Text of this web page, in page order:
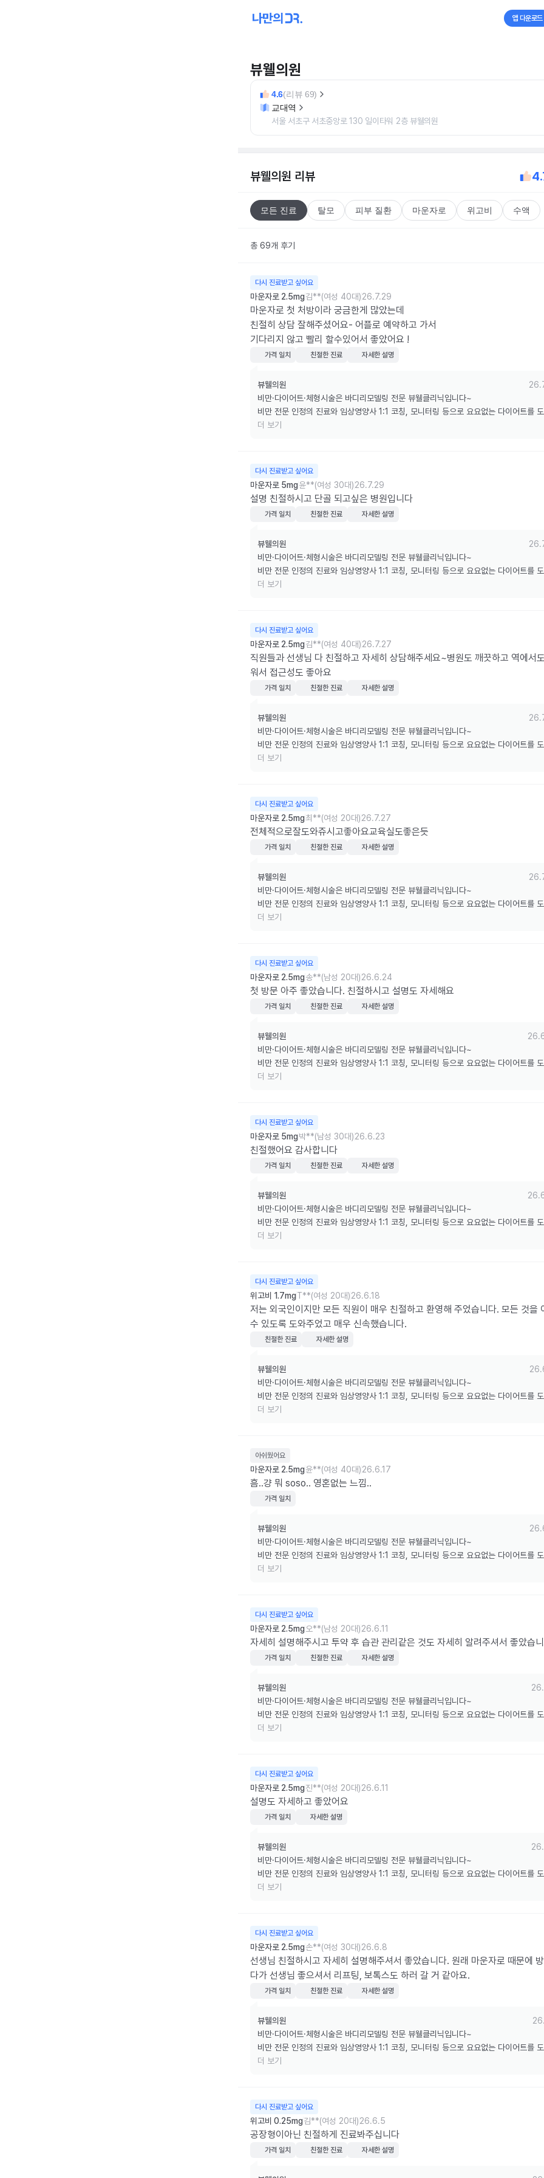
앱 다운로드
뷰웰의원
4.6(리뷰 69)
교대역
서울 서초구 서초중앙로 130 일이타워 2층 뷰웰의원
뷰웰의원 리뷰
모든 진료 탈모 피부 질환 마운자로 위고비 수액
총 69개 후기
다시 진료받고 싶어요
마운자로 2.5mg김**(여성 40대)26.7.29
마운자로 첫 처방이라 궁금한게 많았는데
친절히 상담 잘해주셨어요- 어플로 예약하고 가서
기다리지 않고 빨리 할수있어서 좋았어요 !
가격 일치 친절한 진료 자세한 설명
뷰웰의원
비만·다이어트·체형시술은 바디리모델링 전문 뷰웰클리닉입니다~
비만 전문 인정의 진료와 임상영양사 1:1 코칭, 모니터링 등으로 요요없는 다이어트를
리겠습니다.
더 보기
다시 진료받고 싶어요
마운자로 5mg윤**(여성 30대)26.7.29
설명 친절하시고 단골 되고싶은 병원입니다
가격 일치 친절한 진료 자세한 설명
뷰웰의원
비만·다이어트·체형시술은 바디리모델링 전문 뷰웰클리닉입니다~
비만 전문 인정의 진료와 임상영양사 1:1 코칭, 모니터링 등으로 요요없는 다이어트를
리겠습니다.
더 보기
다시 진료받고 싶어요
마운자로 2.5mg김**(여성 40대)26.7.27
직원들과 선생님 다 친절하고 자세히 상담해주세요~병원도 깨끗하고 역에서
워서 접근성도 좋아요
가격 일치 친절한 진료 자세한 설명
뷰웰의원
비만·다이어트·체형시술은 바디리모델링 전문 뷰웰클리닉입니다~
비만 전문 인정의 진료와 임상영양사 1:1 코칭, 모니터링 등으로 요요없는 다이어트를
리겠습니다.
더 보기
다시 진료받고 싶어요
마운자로 2.5mg최**(여성 20대)26.7.27
전체적으로잘도와쥬시고좋아요교육실도좋은듯
가격 일치 친절한 진료 자세한 설명
뷰웰의원
비만·다이어트·체형시술은 바디리모델링 전문 뷰웰클리닉입니다~
비만 전문 인정의 진료와 임상영양사 1:1 코칭, 모니터링 등으로 요요없는 다이어트를
리겠습니다.
더 보기
다시 진료받고 싶어요
마운자로 2.5mg송**(남성 20대)26.6.24
첫 방문 아주 좋았습니다. 친절하시고 설명도 자세해요
가격 일치 친절한 진료 자세한 설명
뷰웰의원
비만·다이어트·체형시술은 바디리모델링 전문 뷰웰클리닉입니다~
비만 전문 인정의 진료와 임상영양사 1:1 코칭, 모니터링 등으로 요요없는 다이어트를
리겠습니다.
더 보기
다시 진료받고 싶어요
마운자로 5mg박**(남성 30대)26.6.23
친절했어요 감사합니다
가격 일치 친절한 진료 자세한 설명
뷰웰의원
비만·다이어트·체형시술은 바디리모델링 전문 뷰웰클리닉입니다~
비만 전문 인정의 진료와 임상영양사 1:1 코칭, 모니터링 등으로 요요없는 다이어트를
리겠습니다.
더 보기
다시 진료받고 싶어요
위고비 1.7mgT**(여성 20대)26.6.18
저는 외국인이지만 모든 직원이 매우 친절하고 환영해 주었습니다. 모든 것을
수 있도록 도와주었고 매우 신속했습니다.
친절한 진료 자세한 설명
뷰웰의원
비만·다이어트·체형시술은 바디리모델링 전문 뷰웰클리닉입니다~
비만 전문 인정의 진료와 임상영양사 1:1 코칭, 모니터링 등으로 요요없는 다이어트를
리겠습니다.
더 보기
아쉬웠어요
마운자로 2.5mg윤**(여성 40대)26.6.17
흠..걍 뭐 soso.. 영혼없는 느낌..
가격 일치
뷰웰의원
비만·다이어트·체형시술은 바디리모델링 전문 뷰웰클리닉입니다~
비만 전문 인정의 진료와 임상영양사 1:1 코칭, 모니터링 등으로 요요없는 다이어트를
리겠습니다.
더 보기
다시 진료받고 싶어요
마운자로 2.5mg오**(남성 20대)26.6.11
자세히 설명해주시고 투약 후 습관 관리같은 것도 자세히 알려주셔서 좋았습
가격 일치 친절한 진료 자세한 설명
뷰웰의원
비만·다이어트·체형시술은 바디리모델링 전문 뷰웰클리닉입니다~
비만 전문 인정의 진료와 임상영양사 1:1 코칭, 모니터링 등으로 요요없는 다이어트를
리겠습니다.
더 보기
다시 진료받고 싶어요
마운자로 2.5mg진**(여성 20대)26.6.11
설명도 자세하고 좋았어요
가격 일치 자세한 설명
뷰웰의원
비만·다이어트·체형시술은 바디리모델링 전문 뷰웰클리닉입니다~
비만 전문 인정의 진료와 임상영양사 1:1 코칭, 모니터링 등으로 요요없는 다이어트를
리겠습니다.
더 보기
다시 진료받고 싶어요
마운자로 2.5mg손**(여성 30대)26.6.8
선생님 친절하시고 자세히 설명해주셔서 좋았습니다. 원래 마운자로 때문에
다가 선생님 좋으셔서 리프팅, 보톡스도 하러 갈 거 같아요.
가격 일치 친절한 진료 자세한 설명
뷰웰의원
비만·다이어트·체형시술은 바디리모델링 전문 뷰웰클리닉입니다~
비만 전문 인정의 진료와 임상영양사 1:1 코칭, 모니터링 등으로 요요없는 다이어트를
리겠습니다.
더 보기
다시 진료받고 싶어요
위고비 0.25mg김**(여성 20대)26.6.5
공장형이아닌 친절하게 진료봐주십니다
가격 일치 친절한 진료 자세한 설명